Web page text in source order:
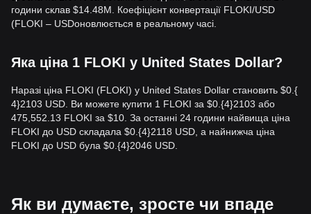
години склав $14.48M. Коефіцієнт конвертації FLOKI/USD
(FLOKI – USDоновлюється в реальному часі.
Яка ціна 1 FLOKI у United States Dollar?
Наразі ціна FLOKI (FLOKI) у United States Dollar становить $0.{​
4}2103 USD. Ви можете купити 1 FLOKI за $0.{​4}2103 або
475,552.13 FLOKI за $10. За останні 24 години найвища ціна
FLOKI до USD складала $0.{​4}2118 USD, а найнижча ціна
FLOKI до USD була $0.{​4}2046 USD.
Як ви думаєте, зросте чи впаде